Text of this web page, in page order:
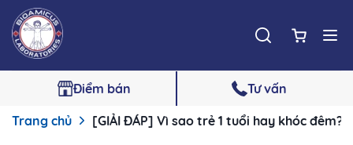
Điểm bán Tư vấn
Trang chủ [GIẢI ĐÁP] Vì sao trẻ 1 tuổi hay khóc đêm?